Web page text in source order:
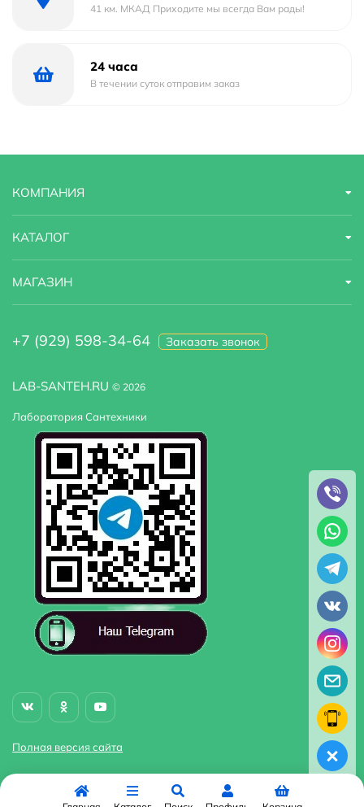
Комплект крепления;
Дополнительный поворотный держатель лейки.
41 км. МКАД Приходите мы всегда Вам рады!
24 часа
В течении суток отправим заказ
LAB-SANTEH.RU © 2026
Лаборатория Сантехники
Полная версия сайта
КОМПАНИЯ
КАТАЛОГ
МАГАЗИН
+7 (929) 598-34-64 Заказать звонок